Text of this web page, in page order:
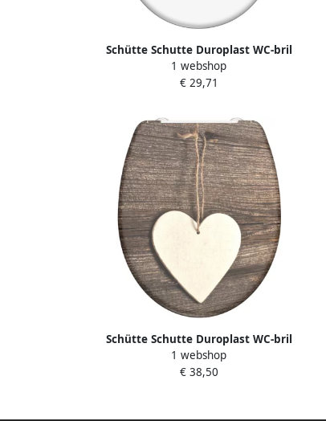
Schütte Schutte Duroplast WC-bril
WHITE met soft-close | wit 82100
1 webshop
€ 29,71
Schütte Schutte Duroplast WC-bril
WOOD HEART met soft-close en quick-
release 82377
1 webshop
€ 38,50